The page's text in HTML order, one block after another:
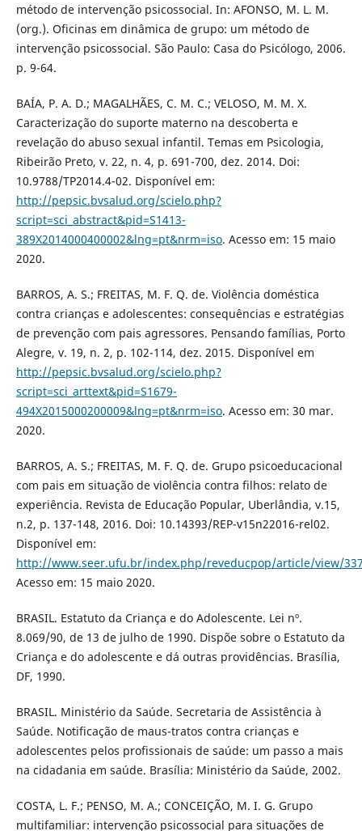
método de intervenção psicossocial. In: AFONSO, M. L. M.
(org.). Oficinas em dinâmica de grupo: um método de
intervenção psicossocial. São Paulo: Casa do Psicólogo, 2006.
p. 9-64.
BAÍA, P. A. D.; MAGALHÃES, C. M. C.; VELOSO, M. M. X.
Caracterização do suporte materno na descoberta e
revelação do abuso sexual infantil. Temas em Psicologia,
Ribeirão Preto, v. 22, n. 4, p. 691-700, dez. 2014. Doi:
10.9788/TP2014.4-02. Disponível em:
http://pepsic.bvsalud.org/scielo.php?
script=sci_abstract&pid=S1413-
389X2014000400002&lng=pt&nrm=iso. Acesso em: 15 maio
2020.
BARROS, A. S.; FREITAS, M. F. Q. de. Violência doméstica
contra crianças e adolescentes: consequências e estratégias
de prevenção com pais agressores. Pensando famílias, Porto
Alegre, v. 19, n. 2, p. 102-114, dez. 2015. Disponível em
http://pepsic.bvsalud.org/scielo.php?
script=sci_arttext&pid=S1679-
494X2015000200009&lng=pt&nrm=iso. Acesso em: 30 mar.
2020.
BARROS, A. S.; FREITAS, M. F. Q. de. Grupo psicoeducacional
com pais em situação de violência contra filhos: relato de
experiência. Revista de Educação Popular, Uberlândia, v.15,
n.2, p. 137-148, 2016. Doi: 10.14393/REP-v15n22016-rel02.
Disponível em:
http://www.seer.ufu.br/index.php/reveducpop/article/view/
Acesso em: 15 maio 2020.
BRASIL. Estatuto da Criança e do Adolescente. Lei nº.
8.069/90, de 13 de julho de 1990. Dispõe sobre o Estatuto da
Criança e do adolescente e dá outras providências. Brasília,
DF, 1990.
BRASIL. Ministério da Saúde. Secretaria de Assistência à
Saúde. Notificação de maus-tratos contra crianças e
adolescentes pelos profissionais de saúde: um passo a mais
na cidadania em saúde. Brasília: Ministério da Saúde, 2002.
COSTA, L. F.; PENSO, M. A.; CONCEIÇÃO, M. I. G. Grupo
multifamiliar: intervenção psicossocial para situações de